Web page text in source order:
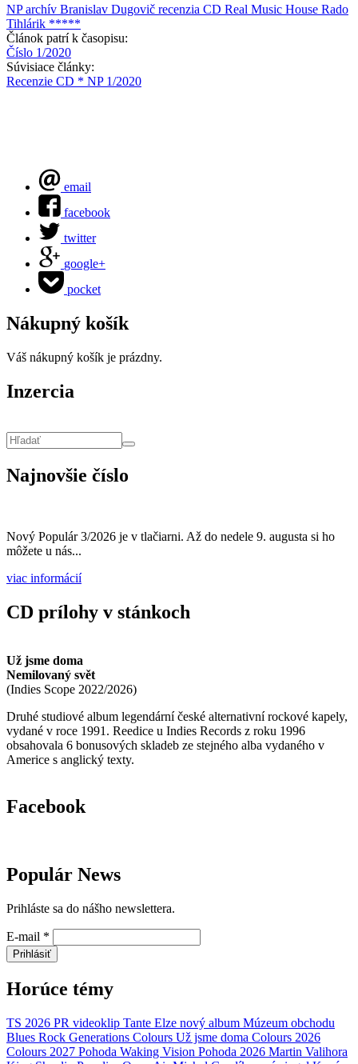
NP archív Branislav Dugovič recenzia CD Real Music House Rado
Tihlárik *****
Článok patrí k časopisu:
Číslo 1/2020
Súvisiace články:
Recenzie CD * NP 1/2020
email
facebook
twitter
google+
pocket
Nákupný košík
Váš nákupný košík je prázdny.
Inzercia
Najnovšie číslo
Nový Populár 3/2026 je v tlačiarni. Až do nedele 9. augusta si ho
môžete u nás...
viac informácií
CD prílohy v stánkoch
Už jsme doma
Nemilovaný svět
(Indies Scope 2022/2026)
Druhé studiové album legendární české alternativní rockové kapely,
vydané v roce 1991. Reedice u Indies Records z roku 1996
obsahovala 6 bonusových skladeb ze stejného alba vydaného v
Americe s anglický texty.
Facebook
Populár News
Prihláste sa do nášho newslettera.
E-mail *
Prihlásiť
Horúce témy
TS 2026 PR videoklip Tante Elze nový album Múzeum obchodu
Blues Rock Generations Colours Už jsme doma Colours 2026
Colours 2027 Pohoda Waking Vision Pohoda 2026 Martin Valihora